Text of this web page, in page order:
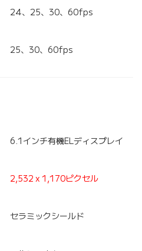
24、25、30、60fps
25、30、60fps
6.1インチ有機ELディスプレイ
2,532 x 1,170ピクセル
セラミックシールド